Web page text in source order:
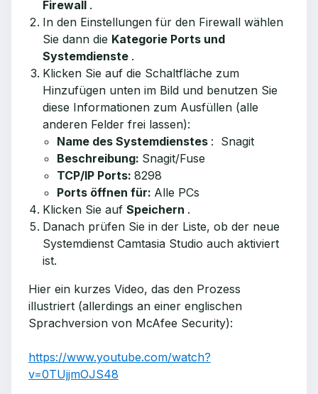
Firewall .
In den Einstellungen für den Firewall wählen
Sie dann die Kategorie Ports und
Systemdienste .
Klicken Sie auf die Schaltfläche zum
Hinzufügen unten im Bild und benutzen Sie
diese Informationen zum Ausfüllen (alle
anderen Felder frei lassen):
Name des Systemdienstes : Snagit
Beschreibung: Snagit/Fuse
TCP/IP Ports: 8298
Ports öffnen für: Alle PCs
Klicken Sie auf Speichern .
Danach prüfen Sie in der Liste, ob der neue
Systemdienst Camtasia Studio auch aktiviert
ist.
Hier ein kurzes Video, das den Prozess
illustriert (allerdings an einer englischen
Sprachversion von McAfee Security):
https://www.youtube.com/watch?
v=0TUjjmOJS48